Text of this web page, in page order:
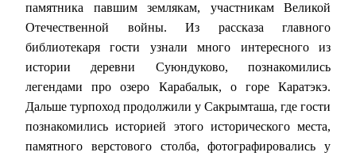
памятника павшим землякам, участникам Великой
Отечественной войны. Из рассказа главного
библиотекаря гости узнали много интересного из
истории деревни Суюндуково, познакомились
легендами про озеро Карабалык, о горе Каратэкэ.
Дальше турпоход продолжили у Сакрымташа, где гости
познакомились историей этого исторического места,
памятного верстового столба, фотографировались у